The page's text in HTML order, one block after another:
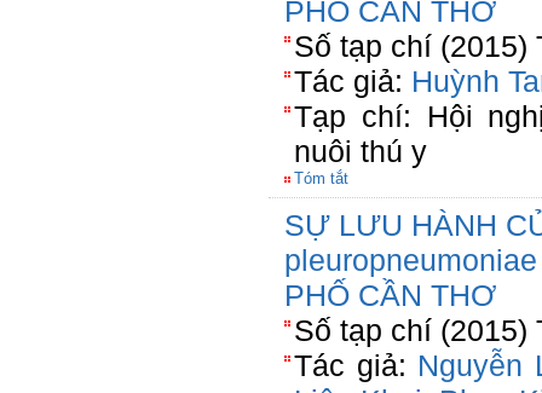
PHỐ CẦN THƠ
Số tạp chí (2015)
Tác giả: Huỳnh
Tạp chí: Hội
nuôi thú y
Tóm tắt
SỰ LƯU HÀNH
PHỐ CẦN THƠ
Số tạp chí (2015)
Tác giả: Nguyễn